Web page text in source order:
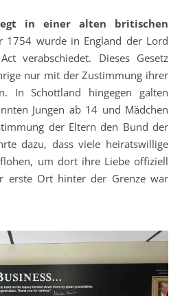
in einer alten britischen
1754 wurde in England der Lord
verabschiedet. Dieses Gesetz
nur mit der Zustimmung ihrer
In Schottland hingegen galten
Jungen ab 14 und Mädchen
der Eltern den Bund der
dazu, dass viele heiratswillige
um dort ihre Liebe offiziell
erste Ort hinter der Grenze war